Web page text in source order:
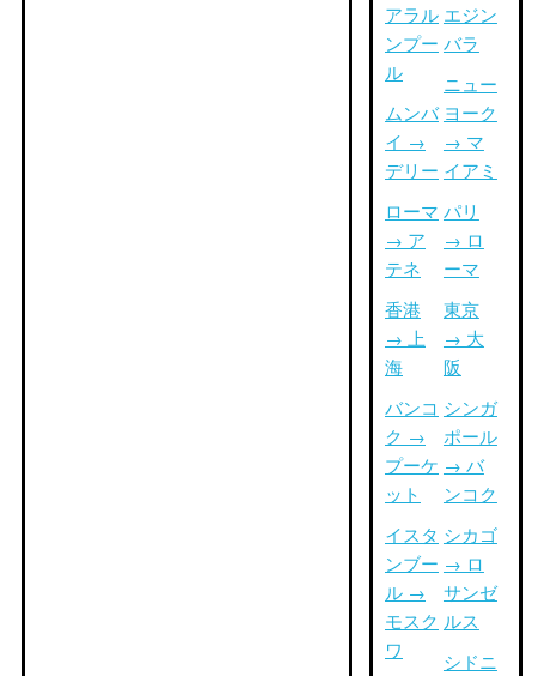
アラル
ンプー
ル
ムンバ
イ →
デリー
ローマ
→ ア
テネ
香港
→ 上
海
バンコ
ク →
プーケ
ット
イスタ
ンブー
ル →
モスク
ワ
エジン
バラ
ニュー
ヨーク
→ マ
イアミ
パリ
→ ロ
ーマ
東京
→ 大
阪
シンガ
ポール
→ バ
ンコク
シカゴ
→ ロ
サンゼ
ルス
シドニ